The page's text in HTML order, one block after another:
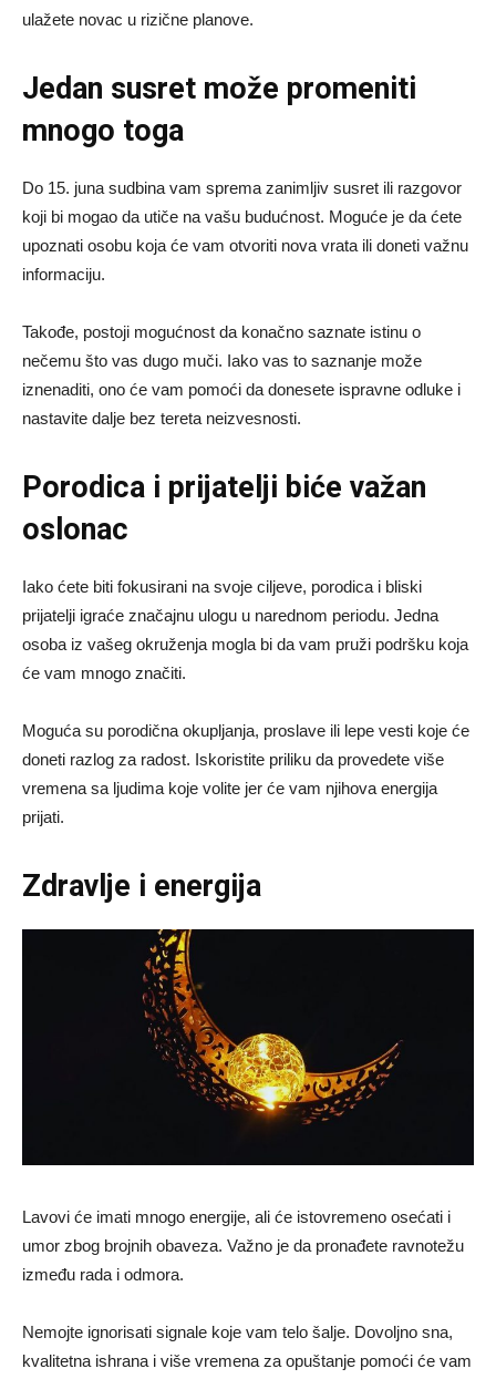
ulažete novac u rizične planove.
Jedan susret može promeniti
mnogo toga
Do 15. juna sudbina vam sprema zanimljiv susret ili razgovor
koji bi mogao da utiče na vašu budućnost. Moguće je da ćete
upoznati osobu koja će vam otvoriti nova vrata ili doneti važnu
informaciju.
Takođe, postoji mogućnost da konačno saznate istinu o
nečemu što vas dugo muči. Iako vas to saznanje može
iznenaditi, ono će vam pomoći da donesete ispravne odluke i
nastavite dalje bez tereta neizvesnosti.
Porodica i prijatelji biće važan
oslonac
Iako ćete biti fokusirani na svoje ciljeve, porodica i bliski
prijatelji igraće značajnu ulogu u narednom periodu. Jedna
osoba iz vašeg okruženja mogla bi da vam pruži podršku koja
će vam mnogo značiti.
Moguća su porodična okupljanja, proslave ili lepe vesti koje će
doneti razlog za radost. Iskoristite priliku da provedete više
vremena sa ljudima koje volite jer će vam njihova energija
prijati.
Zdravlje i energija
Lavovi će imati mnogo energije, ali će istovremeno osećati i
umor zbog brojnih obaveza. Važno je da pronađete ravnotežu
između rada i odmora.
Nemojte ignorisati signale koje vam telo šalje. Dovoljno sna,
kvalitetna ishrana i više vremena za opuštanje pomoći će vam